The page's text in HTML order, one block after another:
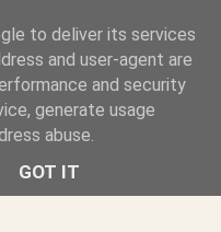
откъси, нови книги
10:00–19:00 ·
to deliver its services
and user-agent are
and security
generate usage
abuse.
GOT IT